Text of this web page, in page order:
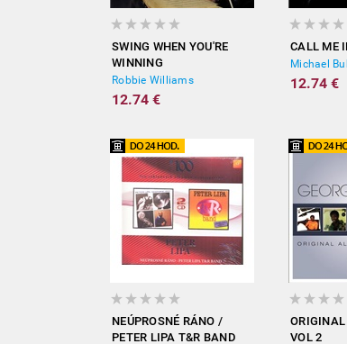
SWING WHEN YOU'RE
WINNING
Robbie Williams
12.74 €
CALL ME
Michael
12.74 €
NEÚPROSNÉ RÁNO /
PETER LIPA T&R BAND
ORIGINAL
VOL 2